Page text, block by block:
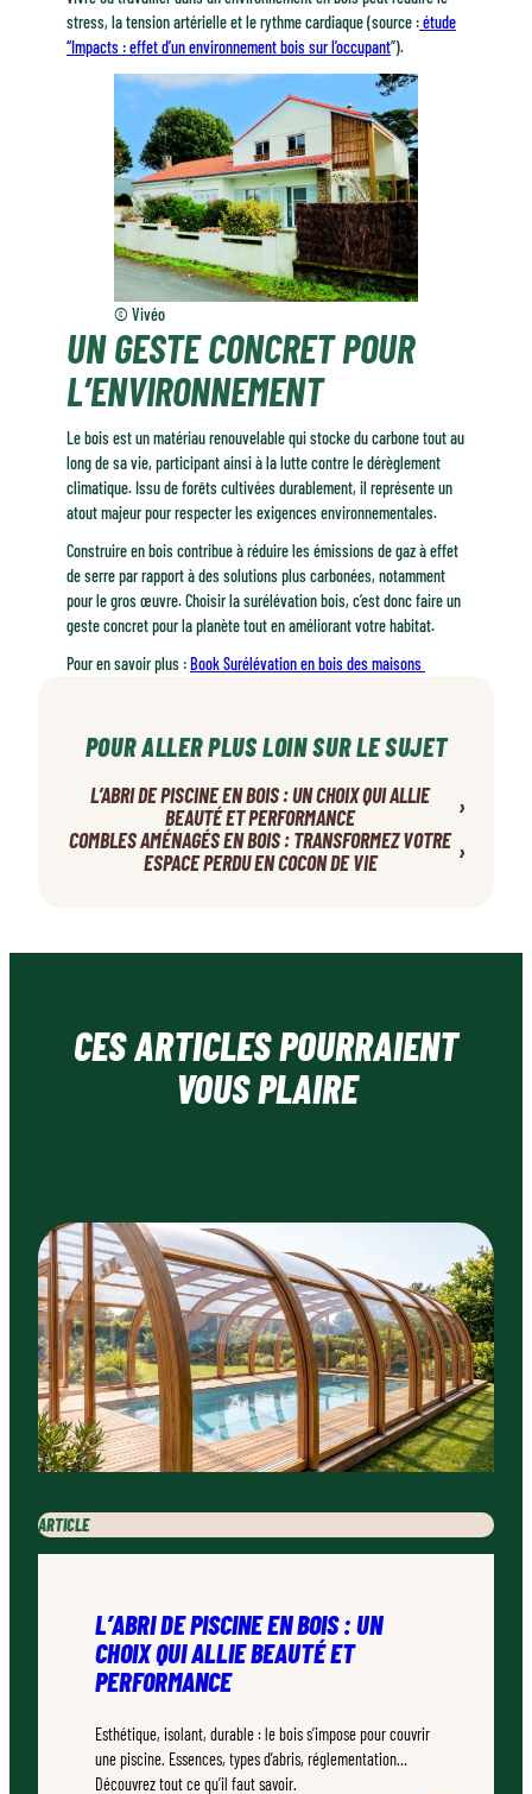
stress, la tension artérielle et le rythme cardiaque (source :étude
“Impacts : effet d’un environnement bois sur l’occupant”).
© Vivéo
UN GESTE CONCRET POUR
L’ENVIRONNEMENT
Le bois est un matériau renouvelable qui stocke du carbone tout au
long de sa vie, participant ainsi à la lutte contre le dérèglement
climatique. Issu de forêts cultivées durablement, il représente un
atout majeur pour respecter les exigences environnementales.
Construire en bois contribue à réduire les émissions de gaz à effet
de serre par rapport à des solutions plus carbonées, notamment
pour le gros œuvre. Choisir la surélévation bois, c’est donc faire un
geste concret pour la planète tout en améliorant votre habitat.
Pour en savoir plus :Book Surélévation en bois des maisons
POUR ALLER PLUS LOIN SUR LE SUJET
L’ABRI DE PISCINE EN BOIS : UN CHOIX QUI ALLIE
BEAUTÉ ET PERFORMANCE
›
COMBLES AMÉNAGÉS EN BOIS : TRANSFORMEZ VOTRE
ESPACE PERDU EN COCON DE VIE
›
CES ARTICLES POURRAIENT
VOUS PLAIRE
ARTICLE
L’ABRI DE PISCINE EN BOIS : UN
CHOIX QUI ALLIE BEAUTÉ ET
PERFORMANCE
Esthétique, isolant, durable : le bois s’impose pour couvrir
une piscine. Essences, types d’abris, réglementation…
Découvrez tout ce qu’il faut savoir.